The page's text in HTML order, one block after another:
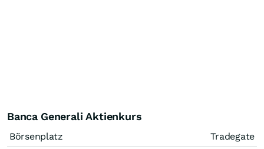
Banca Generali Aktienkurs
Börsenplatz
Tradegate